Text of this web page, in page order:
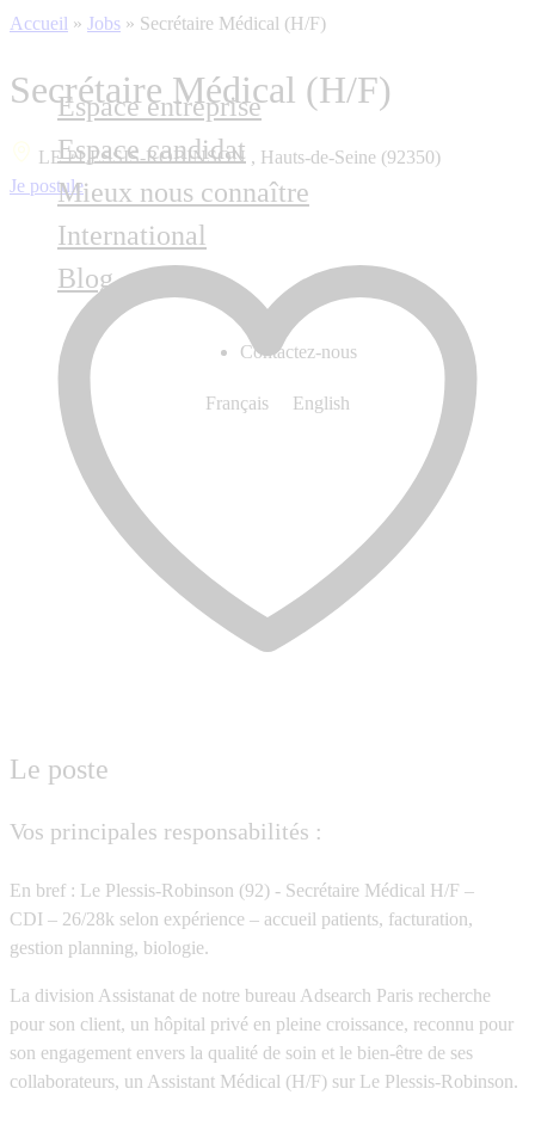
Espace entreprise
Espace candidat
Mieux nous connaître
International
Blog
Contactez-nous
Français English
Accueil » Jobs » Secrétaire Médical (H/F)
Secrétaire Médical (H/F)
LE PLESSIS-ROBINSON , Hauts-de-Seine (92350)
Je postule
Le poste
Vos principales responsabilités :
En bref : Le Plessis-Robinson (92) - Secrétaire Médical H/F –
CDI – 26/28k selon expérience – accueil patients, facturation,
gestion planning, biologie.
La division Assistanat de notre bureau Adsearch Paris recherche
pour son client, un hôpital privé en pleine croissance, reconnu pour
son engagement envers la qualité de soin et le bien-être de ses
collaborateurs, un Assistant Médical (H/F) sur Le Plessis-Robinson.